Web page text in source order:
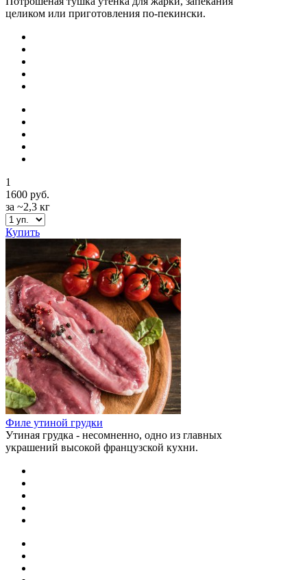
целиком или приготовления по-пекински.
1
1600 руб.
за ~2,3 кг
Купить
Филе утиной грудки
Утиная грудка - несомненно, одно из главных
украшений высокой французской кухни.